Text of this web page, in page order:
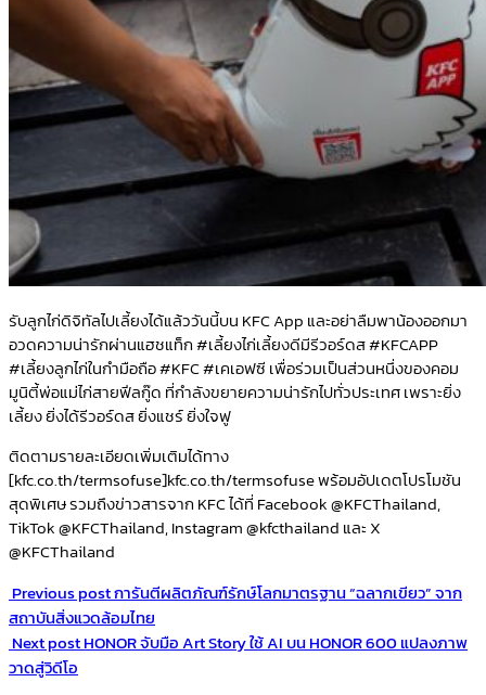
รับลูกไก่ดิจิทัลไปเลี้ยงได้แล้ววันนี้บน KFC App และอย่าลืมพาน้องออกมา
อวดความน่ารักผ่านแฮชแท็ก #เลี้ยงไก่เลี้ยงดีมีรีวอร์ดส #KFCAPP
#เลี้ยงลูกไก่ในกำมือถือ #KFC #เคเอฟซี เพื่อร่วมเป็นส่วนหนึ่งของคอม
มูนิตี้พ่อแม่ไก่สายฟีลกู๊ด ที่กำลังขยายความน่ารักไปทั่วประเทศ เพราะยิ่ง
เลี้ยง ยิ่งได้รีวอร์ดส ยิ่งแชร์ ยิ่งใจฟู
ติดตามรายละเอียดเพิ่มเติมได้ทาง
[kfc.co.th/termsofuse]kfc.co.th/termsofuse พร้อมอัปเดตโปรโมชัน
สุดพิเศษ รวมถึงข่าวสารจาก KFC ได้ที่ Facebook @KFCThailand,
TikTok @KFCThailand, Instagram @kfcthailand และ X
@KFCThailand
Previous postการันตีผลิตภัณฑ์รักษ์โลกมาตรฐาน “ฉลากเขียว” จาก
สถาบันสิ่งแวดล้อมไทย
Next postHONOR จับมือ Art Story ใช้ AI บน HONOR 600 แปลงภาพ
วาดสู่วิดีโอ